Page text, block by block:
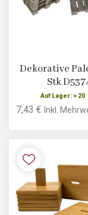
Dekorative
Stk
Auf Lager: > 20
7,43 €Inkl.